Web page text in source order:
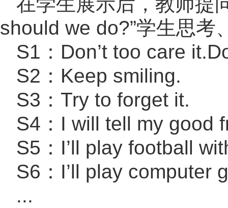
should we do?”学生思考
S1：Don’t too care
S2：Keep smiling.
S3：Try to forget it.
S4：I will tell my good
S5：I’ll play football
S6：I’ll play computer
...